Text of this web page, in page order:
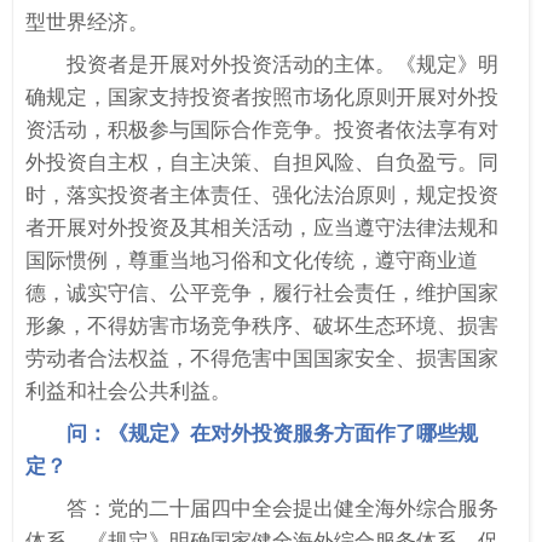
型世界经济。
投资者是开展对外投资活动的主体。《规定》明
确规定，国家支持投资者按照市场化原则开展对外投
资活动，积极参与国际合作竞争。投资者依法享有对
外投资自主权，自主决策、自担风险、自负盈亏。同
时，落实投资者主体责任、强化法治原则，规定投资
者开展对外投资及其相关活动，应当遵守法律法规和
国际惯例，尊重当地习俗和文化传统，遵守商业道
德，诚实守信、公平竞争，履行社会责任，维护国家
形象，不得妨害市场竞争秩序、破坏生态环境、损害
劳动者合法权益，不得危害中国国家安全、损害国家
利益和社会公共利益。
问：《规定》在对外投资服务方面作了哪些规
定？
答：党的二十届四中全会提出健全海外综合服务